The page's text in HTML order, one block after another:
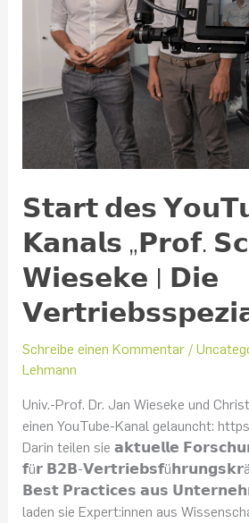
𝗦𝘁𝗮𝗿𝘁 𝗱𝗲𝘀
𝗞𝗮𝗻𝗮𝗹𝘀 „𝗣𝗿𝗼𝗳.
𝗪𝗶𝗲𝘀𝗲𝗸𝗲 | 𝗗𝗶𝗲
Schreibe einen Kommentar /
Lehmann
Univ.-Prof. Dr. Jan Wieseke und
einen YouTube-Kanal gelauncht:
Darin teilen sie 𝗮𝗸𝘁𝘂𝗲𝗹𝗹𝗲
𝗳ü𝗿 𝗕𝟮𝗕-
𝗕𝗲𝘀𝘁 𝗣𝗿𝗮𝗰𝘁𝗶𝗰𝗲𝘀 𝗮𝘂𝘀
laden sie Expert:innen aus
𝗩𝗲𝗿𝘁𝗿𝗶𝗲𝗯𝘀𝘀𝗽𝗲𝘇𝗶𝗮𝗹𝗶𝘀𝘁𝗲𝗻“